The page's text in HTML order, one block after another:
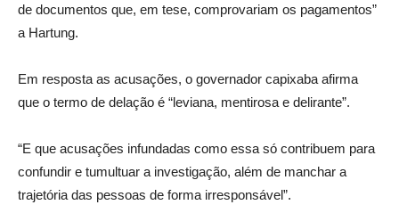
de documentos que, em tese, comprovariam os pagamentos”
a Hartung.
Em resposta as acusações, o governador capixaba afirma
que o termo de delação é “leviana, mentirosa e delirante”.
“E que acusações infundadas como essa só contribuem para
confundir e tumultuar a investigação, além de manchar a
trajetória das pessoas de forma irresponsável”.